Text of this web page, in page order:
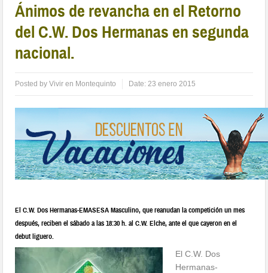
Ánimos de revancha en el Retorno
del C.W. Dos Hermanas en segunda
nacional.
Posted byVivir en Montequinto Date:23 enero 2015
El C.W. Dos Hermanas-EMASESA Masculino, que reanudan la competición un mes
después, reciben el sábado a las 18:30 h. al C.W. Elche, ante el que cayeron en el
debut liguero.
El C.W. Dos
Hermanas-